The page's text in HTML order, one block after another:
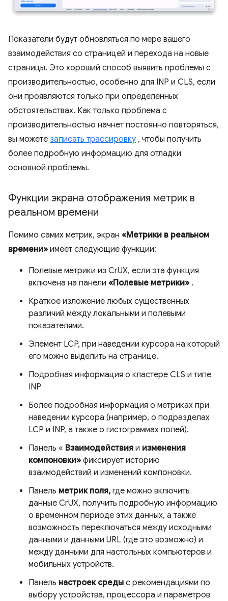
Показатели будут обновляться по мере вашего
взаимодействия со страницей и перехода на новые
страницы. Это хороший способ выявить проблемы с
производительностью, особенно для INP и CLS, если
они проявляются только при определенных
обстоятельствах. Как только проблема с
производительностью начнет постоянно повторяться,
вы можете записать трассировку , чтобы получить
более подробную информацию для отладки
основной проблемы.
Функции экрана отображения метрик в
реальном времени
Помимо самих метрик, экран «Метрики в реальном
времени» имеет следующие функции:
Полевые метрики из CrUX, если эта функция
включена на панели «Полевые метрики» .
Краткое изложение любых существенных
различий между локальными и полевыми
показателями.
Элемент LCP, при наведении курсора на который
его можно выделить на странице.
Подробная информация о кластере CLS и типе
INP
Более подробная информация о метриках при
наведении курсора (например, о подразделах
LCP и INP, а также о гистограммах полей).
Панель « Взаимодействия и изменения
компоновки» фиксирует историю
взаимодействий и изменений компоновки.
Панель метрик поля, где можно включить
данные CrUX, получить подробную информацию
о временном периоде этих данных, а также
возможность переключаться между исходными
данными и данными URL (где это возможно) и
между данными для настольных компьютеров и
мобильных устройств.
Панель настроек среды с рекомендациями по
выбору устройства, процессора и параметров